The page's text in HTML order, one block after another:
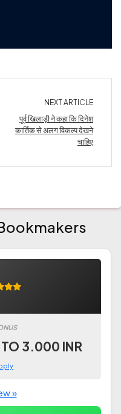
NEXT ARTICLE
पूर्व खिलाड़ी ने कहा कि दिनेश
कार्तिक से अलग विकल्प देखने
चाहिए
TO 3.000 INR
»